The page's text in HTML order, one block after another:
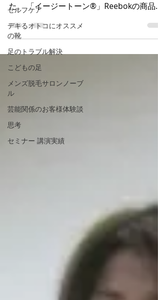
セルフケア
デキるオトコにオススメ
の靴
足のトラブル解決
こどもの足
メンズ脱毛サロンノーブ
ル
芸能関係のお客様体験談
思考
セミナー 講演実績
た。 「イージートーン®︎」Reebokの商品で
いと、Reebokの社員達は、会社が休みの土
日に全国のスポーツ用品店に行って仕入れ
くて良い、...